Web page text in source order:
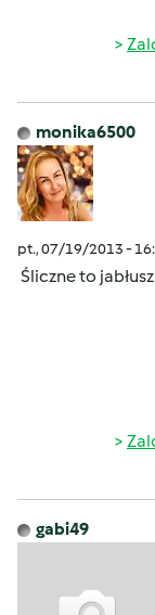
monika6500
pt., 07/19/2013 -
Śliczne to
gabi49